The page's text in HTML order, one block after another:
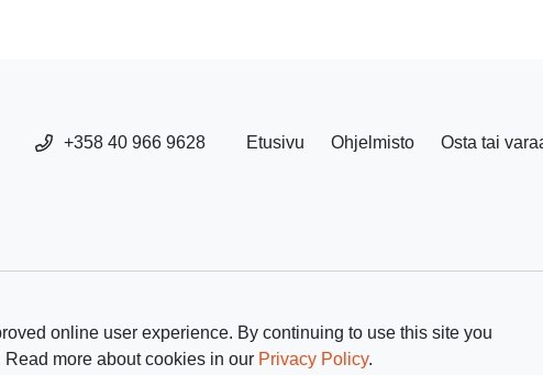
online user experience. By continuing to use this site you
more about cookies in our Privacy Policy.
+358 40 966 9628 Etusivu Ohjelmisto Osta tai